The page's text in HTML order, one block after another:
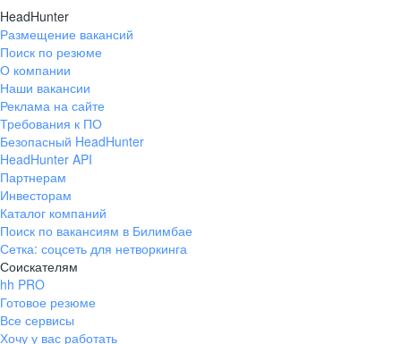
HeadHunter
Размещение вакансий
Поиск по резюме
О компании
Наши вакансии
Реклама на сайте
Требования к ПО
Безопасный HeadHunter
HeadHunter API
Партнерам
Инвесторам
Каталог компаний
Поиск по вакансиям в Билимбае
Сетка: соцсеть для нетворкинга
Соискателям
hh PRO
Готовое резюме
Все сервисы
Хочу у вас работать